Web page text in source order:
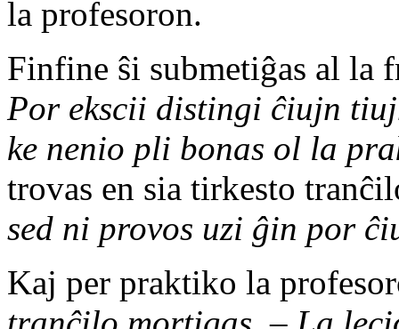
la profesoron.
Finfine ŝi submetiĝas al la
Por ekscii distingi ĉiujn
ke nenio pli bonas ol la
trovas en sia tirkesto
sed ni provos uzi ĝin por
Kaj per praktiko la